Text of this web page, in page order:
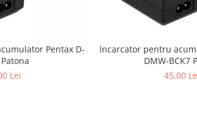
Pentax D-
Lei
Incarcator pentru
DMW-BCK7
45,00